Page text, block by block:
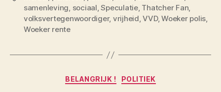
samenleving, sociaal,Speculatie, Thatcher Fan,
volksvertegenwoordiger, vrijheid,VVD,Woeker polis,
Woeker rente
Categorieën
BELANGRIJK ! POLITIEK